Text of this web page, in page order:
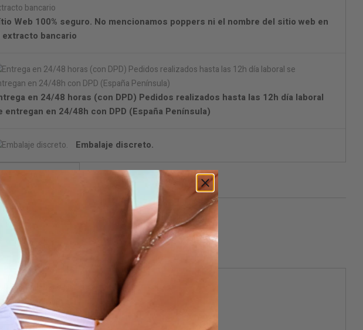
Web 100% seguro. No mencionamos poppers ni el nombre del sitio web en
extracto bancario
en 24/48 horas (con DPD) Pedidos realizados hasta las 12h día laboral
entregan en 24/48h con DPD (España Península)
Embalaje discreto.
Notificarme cuando esté disponible
ligera, dulce, deseable.
ti mismo!